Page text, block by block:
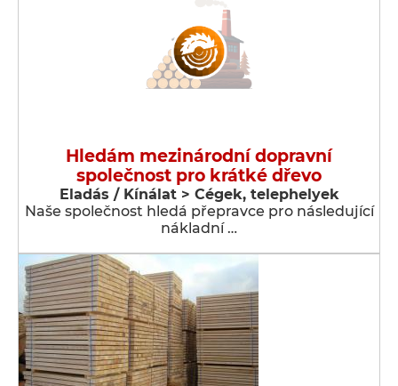
Hledám mezinárodní dopravní
společnost pro krátké dřevo
Eladás / Kínálat > Cégek, telephelyek
Naše společnost hledá přepravce pro následující
nákladní …